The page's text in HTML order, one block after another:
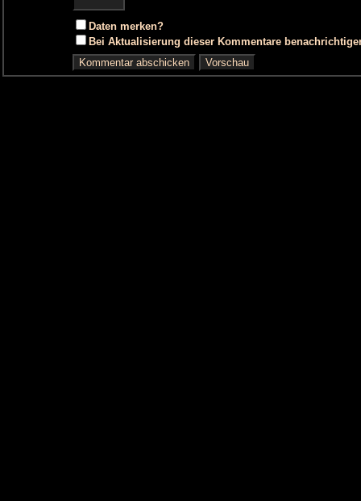
Daten merken?
Bei Aktualisierung dieser Kommentare